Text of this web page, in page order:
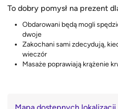
To dobry pomysł na prezent
Obdarowani będą mogli
dwoje
Zakochani sami zdecydują,
wieczór
Masaże poprawiają krążenie